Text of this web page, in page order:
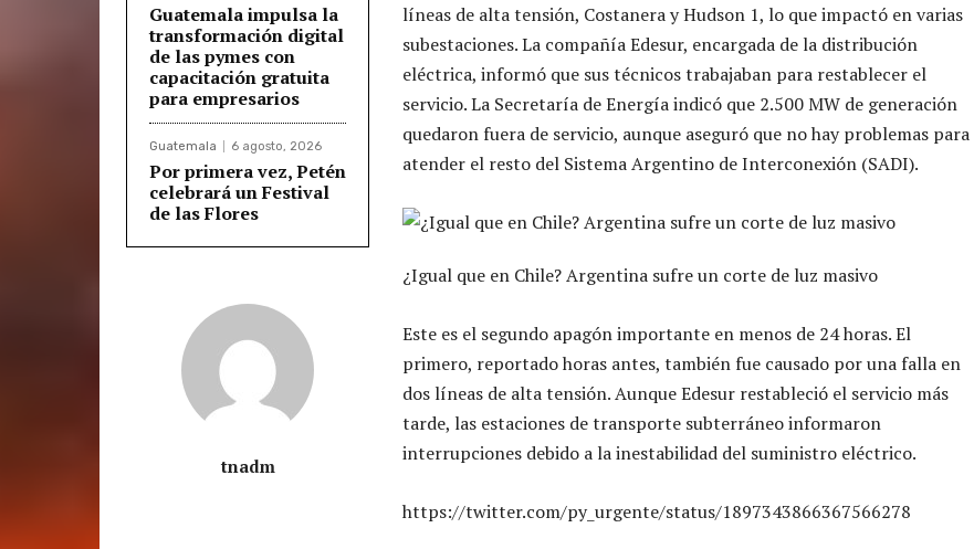
Guatemala impulsa la
transformación digital
de las pymes con
capacitación gratuita
para empresarios
Guatemala 6 agosto, 2026
Por primera vez, Petén
celebrará un Festival
de las Flores
tnadm
líneas de alta tensión, Costanera y Hudson 1, lo que impactó en varias
subestaciones. La compañía Edesur, encargada de la distribución
eléctrica, informó que sus técnicos trabajaban para restablecer el
servicio. La Secretaría de Energía indicó que 2.500 MW de generación
quedaron fuera de servicio, aunque aseguró que no hay problemas para
atender el resto del Sistema Argentino de Interconexión (SADI).
¿Igual que en Chile? Argentina sufre un corte de luz masivo
Este es el segundo apagón importante en menos de 24 horas. El
primero, reportado horas antes, también fue causado por una falla en
dos líneas de alta tensión. Aunque Edesur restableció el servicio más
tarde, las estaciones de transporte subterráneo informaron
interrupciones debido a la inestabilidad del suministro eléctrico.
https://twitter.com/py_urgente/status/1897343866367566278